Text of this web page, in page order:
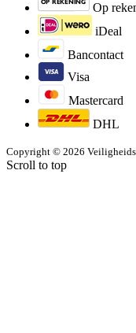
Op
iDeal
Bancontact
Visa
Mastercard
DHL
Copyright © 2026
Scroll to top